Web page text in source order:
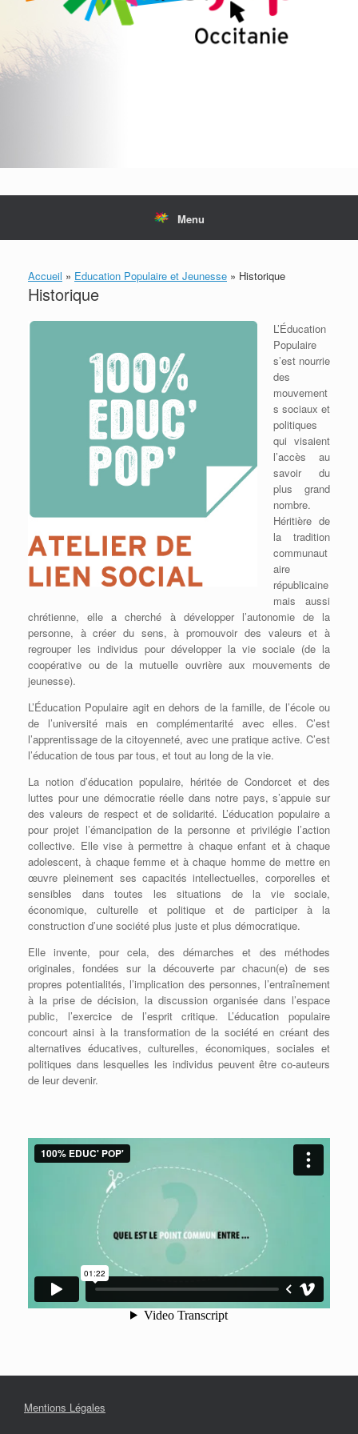
Menu
Accueil » Education Populaire et Jeunesse » Historique
Historique
L’Éducation
Populaire
s’est nourrie
des
mouvement
s sociaux et
politiques
qui visaient
l’accès au
savoir du
plus grand
nombre.
Héritière de
la tradition
communaut
aire
républicaine
mais aussi
chrétienne, elle a cherché à développer l’autonomie de la
personne, à créer du sens, à promouvoir des valeurs et à
regrouper les individus pour développer la vie sociale (de la
coopérative ou de la mutuelle ouvrière aux mouvements de
jeunesse).
L’Éducation Populaire agit en dehors de la famille, de l’école ou
de l’université mais en complémentarité avec elles. C’est
l’apprentissage de la citoyenneté, avec une pratique active. C’est
l’éducation de tous par tous, et tout au long de la vie.
La notion d’éducation populaire, héritée de Condorcet et des
luttes pour une démocratie réelle dans notre pays, s’appuie sur
des valeurs de respect et de solidarité. L’éducation populaire a
pour projet l’émancipation de la personne et privilégie l’action
collective. Elle vise à permettre à chaque enfant et à chaque
adolescent, à chaque femme et à chaque homme de mettre en
œuvre pleinement ses capacités intellectuelles, corporelles et
sensibles dans toutes les situations de la vie sociale,
économique, culturelle et politique et de participer à la
construction d’une société plus juste et plus démocratique.
Elle invente, pour cela, des démarches et des méthodes
originales, fondées sur la découverte par chacun(e) de ses
propres potentialités, l’implication des personnes, l’entraînement
à la prise de décision, la discussion organisée dans l’espace
public, l’exercice de l’esprit critique. L’éducation populaire
concourt ainsi à la transformation de la société en créant des
alternatives éducatives, culturelles, économiques, sociales et
politiques dans lesquelles les individus peuvent être co-auteurs
de leur devenir.
Mentions Légales